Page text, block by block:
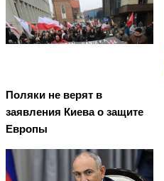
Поляки не верят в
заявления Киева о защите
Европы